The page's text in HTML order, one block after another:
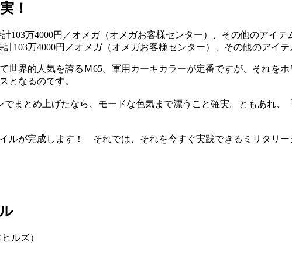
！
103万4000円／オメガ（オメガお客様センター）、その他のアイテ
世界的人気を誇るＭ65。軍用カーキカラーが定番ですが、それ
となるのです。
まとめ上げたなら、モードな色気まで漂うこと確実。ともあれ
ルが完成します！ それでは、それを今すぐ実践できるミリタリ